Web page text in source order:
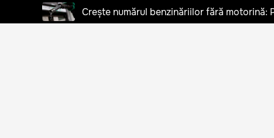
Crește numărul benzinăriilor fără motorină: